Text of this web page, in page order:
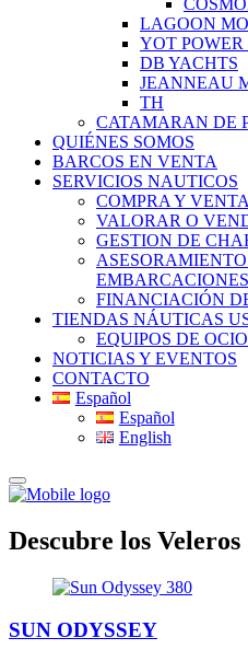
LAGOON
YOT
DB YACHTS
JEANNEAU
TH
CATAMARAN DE
QUIÉNES SOMOS
BARCOS EN VENTA
SERVICIOS NAUTICOS
COMPRA Y
VALORAR O
GESTION DE
EMBARCACIONES
FINANCIACIÓN
TIENDAS NÁUTICAS
EQUIPOS DE
NOTICIAS Y EVENTOS
CONTACTO
Español
Español
English
Descubre los Veleros
SUN ODYSSEY